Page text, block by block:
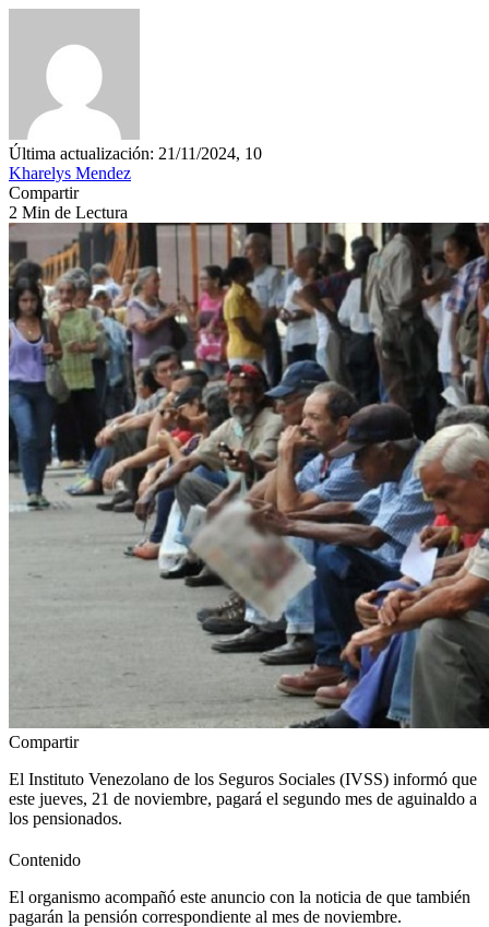
Última actualización: 21/11/2024, 10
Kharelys Mendez
Compartir
2 Min de Lectura
Compartir
El Instituto Venezolano de los Seguros Sociales (IVSS) informó que
este jueves, 21 de noviembre, pagará el segundo mes de aguinaldo a
los pensionados.
Contenido
El organismo acompañó este anuncio con la noticia de que también
pagarán la pensión correspondiente al mes de noviembre.